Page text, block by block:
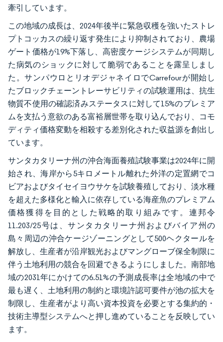
牽引しています。
この地域の成長は、2024年後半に緊急収穫を強いたストレ
プトコッカスの繰り返す発生により抑制されており、農場
ゲート価格が19%下落し、高密度ケージシステムが同期し
た病気のショックに対して脆弱であることを露呈しまし
た。サンパウロとリオデジャネイロでCarrefourが開始し
たブロックチェーントレーサビリティの試験運用は、抗生
物質不使用の確認済みステータスに対して15%のプレミア
ムを支払う意欲のある富裕層世帯を取り込んでおり、コモ
ディティ価格変動を相殺する差別化された収益源を創出し
ています。
サンタカタリーナ州の沖合海面養殖試験事業は2024年に開
始され、海岸から5キロメートル離れた外洋の定置網でコ
ビアおよびタイセイヨウサケを試験養殖しており、淡水種
を超えた多様化と輸入に依存している海産魚のプレミアム
価格獲得を目的とした戦略的取り組みです。連邦令
11.203/25号は、サンタカタリーナ州およびバイア州の
島々周辺の沖合ケージゾーニングとして500ヘクタールを
解放し、生産者が沿岸観光およびマングローブ保全制限に
伴う土地利用の競合を回避できるようにしました。南部地
域の2031年にかけての6.51%の予測成長率は全地域の中で
最も遅く、土地利用の制約と環境許認可要件が池の拡大を
制限し、生産者がより高い資本投資を必要とする集約的・
技術主導型システムへと押し進めていることを反映してい
ます。